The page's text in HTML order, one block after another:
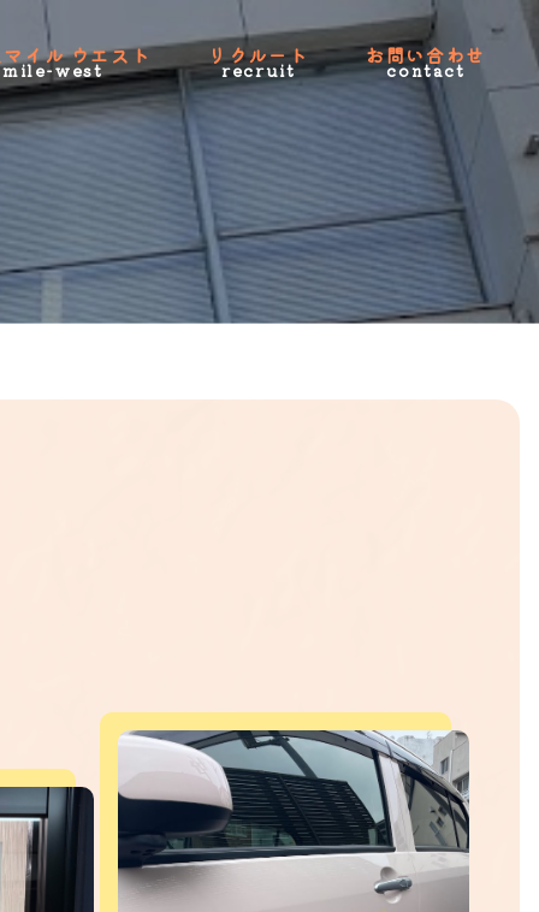
イル ウエスト
west
リクルート
recruit
お問い合わせ
contact